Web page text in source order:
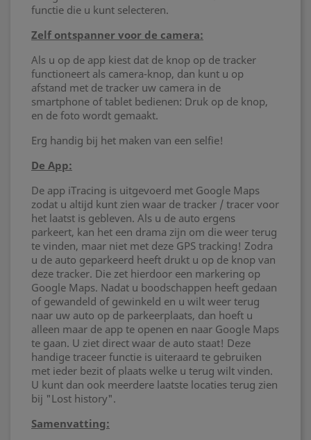
functie die u kunt selecteren.
Zelf ontspanner voor de camera:
Als u op de app kiest dat de knop op de tracker
functioneert als camera-knop, dan kunt u op
afstand met de tracker uw camera in de
smartphone of tablet bedienen: Druk op de knop,
en de foto wordt gemaakt.
Erg handig bij het maken van een selfie!
De App:
De app iTracing is uitgevoerd met Google Maps
zodat u altijd kunt zien waar de tracker / tracer voor
het laatst is gebleven. Als u de auto ergens
parkeert, kan het een drama zijn om die weer terug
te vinden, maar niet met deze GPS tracking! Zodra
u de auto geparkeerd heeft drukt u op de knop van
deze tracker. Die zet hierdoor een markering op
Google Maps. Nadat u boodschappen heeft gedaan
of gewandeld of gewinkeld en u wilt weer terug
naar uw auto op de parkeerplaats, dan hoeft u
alleen maar de app te openen en naar Google Maps
te gaan. U ziet direct waar de auto staat! Deze
handige traceer functie is uiteraard te gebruiken
met ieder bezit of plaats welke u terug wilt vinden.
U kunt dan ook meerdere laatste locaties terug zien
bij "Lost history".
Samenvatting: